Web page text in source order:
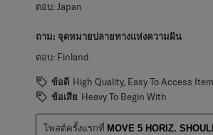
ตอบ: Japan
ถาม: จุดหมายปลายทางแห่งความฝัน
ตอบ: Finland
ข้อดี High Quality, Easy To Access
ข้อเสีย Heavy To Begin With
โพสต์ครั้งแรกที่ MOVE 5 HORIZ.